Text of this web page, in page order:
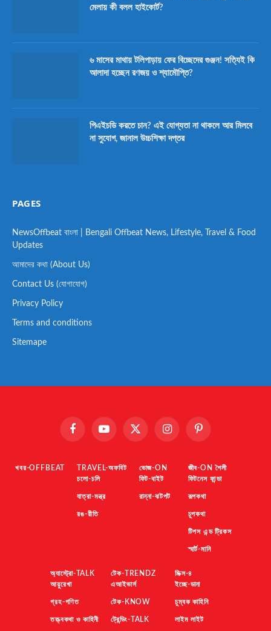
মেলায় কী বলল হাইকোর্ট?
৬ মাসের মাথায় টলিপাড়ায় ফের বিচ্ছেদের গুঞ্জন! সত্যিই কি
আলাদা হচ্ছেন রণজয় ও শ্যামৌপ্তি?
পিএইচডি করতে চান? এই যোগ্যতা না থাকলে আর মিলবে
না সুযোগ, জানাল উচ্চশিক্ষা দপ্তর
PAGES
NewsOffbeat বাংলা | Bengali Offbeat News, Lifestyle, Travel & Food
Updates
আমাদের কথা (About Us)
Contact Us (যোগাযোগ)
Privacy Policy
Terms and conditions
Sitemape
FacebookYouTube X
InstagramPinterest
খবর-OFFBEAT
TRAVEL-অফবিট
চলো-চলি
যাত্রা-মন্ত্র
রঙ-রীতি
ভোজ-ON
ফিট-বাইট
রান্না-ঝটপট
জীব-ON শৈলী
ফিটনেস ফান্ডা
রূপকথা
চুপকথা
টিপস এন্ড ট্রিকস
স্মার্ট-মানি
অ্যাস্ট্রো-TALK
আয়ুরেখা
গ্রহ-গণিত
তত্ত্বকথা ও কাহিনী
টেক-TRENDZ
এআইভার্স
টেক-KNOW
ট্রেন্ডিং-TALK
মিক্স-৪
ইচ্ছে-ডানা
চুম্বক কাহিনি
লাইম লাইট